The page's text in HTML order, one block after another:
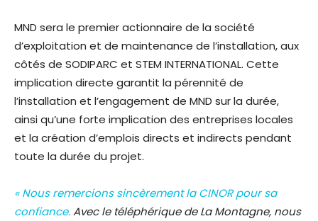
MND sera le premier actionnaire de la société
d’exploitation et de maintenance de l’installation, aux
côtés de SODIPARC et STEM INTERNATIONAL. Cette
implication directe garantit la pérennité de
l’installation et l’engagement de MND sur la durée,
ainsi qu’une forte implication des entreprises locales
et la création d’emplois directs et indirects pendant
toute la durée du projet.
«Nous remercions sincèrement la CINOR pour sa
confiance.Avec le téléphérique de La Montagne, nous